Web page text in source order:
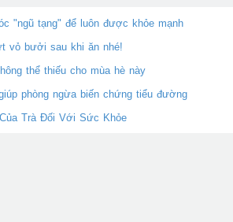
"ngũ tạng" để luôn được khỏe mạnh
vỏ bưởi sau khi ăn nhé!
thể thiếu cho mùa hè này
phòng ngừa biến chứng tiểu đường
Trà Đối Với Sức Khỏe